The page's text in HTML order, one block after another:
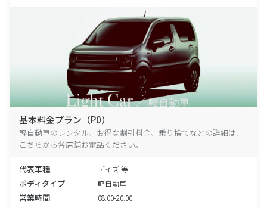
基本料金プラン（P0）
軽自動車のレンタル、お得な割引料金、乗り捨てなどの詳細は、
こちらから各店舗お電話ください。
代表車種 デイズ 等
ボディタイプ 軽自動車
営業時間 08:00-20:00